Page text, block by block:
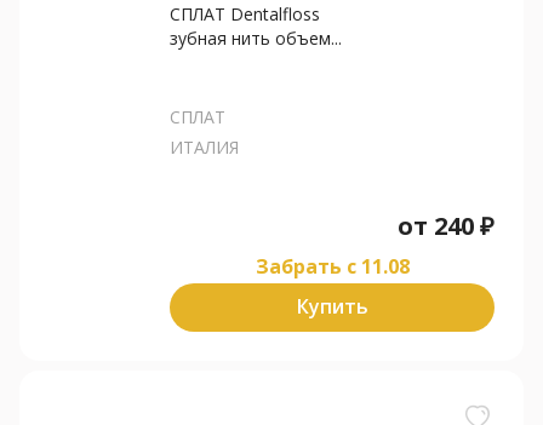
СПЛАТ Dentalfloss
зубная нить объем...
СПЛАТ
ИТАЛИЯ
от 240₽
Забрать c 11.08
Купить